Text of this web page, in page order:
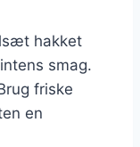
hakket
smag.
friske
en